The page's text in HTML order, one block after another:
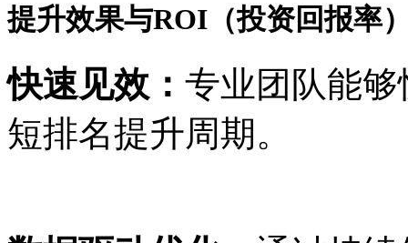
提升效果与ROI（投资回报率
快速见效： 专业团队能
短排名提升周期。